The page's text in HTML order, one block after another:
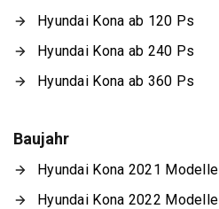
Hyundai Kona ab 120 Ps
Hyundai Kona ab 240 Ps
Hyundai Kona ab 360 Ps
Baujahr
Hyundai Kona 2021 Modelle
Hyundai Kona 2022 Modelle